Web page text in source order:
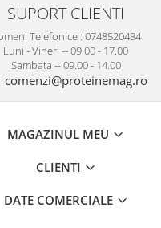
SUPORT CLIENTI
Telefonice : 0748520434
Luni - Vineri -- 09.00 - 17.00
Sambata -- 09.00 - 14.00
comenzi@proteinemag.ro
MAGAZINUL MEU
CLIENTI
DATE COMERCIALE